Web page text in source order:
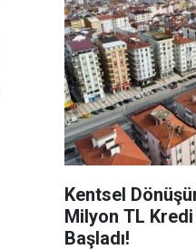
Kentsel
Milyon TL
Başladı!